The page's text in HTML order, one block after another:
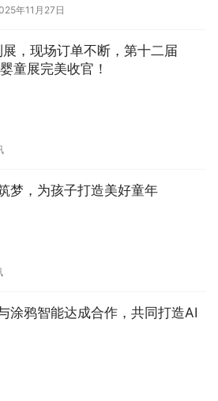
年11月27日
，现场订单不断，第十二届
童展完美收官！
梦，为孩子打造美好童年
涂鸦智能达成合作，共同打造AI